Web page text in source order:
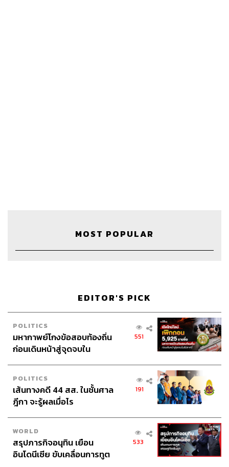
The Co-host โอมศิริ วีระกุล
Show Creator จักรพงษ์ เมษพันธุ์
Proofreader พรนภัส ชำนาญค้า
Webmaster ไชยพร ศิริกลการ
Social Media Admin สุทธกิตติ์​ สุทธาวรรณกุล, ธิติกร ลิ้ม
ทองมณี, ณัฐชัย ตั้งวงศ์วิวัฒน์
Archive Officer ชริน จำปาวัน
Intern เอกราช มอเซอร์
TAGS: โค้ชการเงิน
แนวคิดทางการเงิน
The Money Case
The Money Coach
Podcast
#จักรพงษ์ เมษพันธุ์
โอมศิริ วีระกุล
เงิน
ทำบ้านเช่า
ปัญหาการเงิน บทเรียน
พอดแคสต์
MOST POPULAR
EDITOR'S PICK
POLITICS
มหากาพย์โกงข้อสอบท้องถิ่น
ก่อนเดินหน้าสู่จุดจบใน
551
POLITICS
เส้นทางคดี 44 สส. ในชั้นศาล
ฎีกา จะรู้ผลเมื่อไร
191
WORLD
สรุปภารกิจอนุทิน เยือน
อินโดนีเซีย ขับเคลื่อนการทูต
533